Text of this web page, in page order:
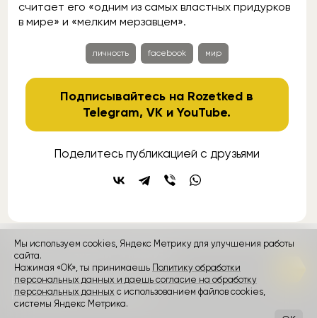
считает его «одним из самых властных придурков
в мире» и «мелким мерзавцем».
личность facebook мир
Подписывайтесь на Rozetked в
Telegram,VK иYouTube.
Поделитесь публикацией с друзьями
контакты
Rozetked © 2026
Пользовательское соглашение
Мы используем cookies, Яндекс Метрику для улучшения работы
сайта.
Нажимая «ОК», ты принимаешь Политику обработки
персональных данных и даешь согласие на обработку
персональных данных с использованием файлов cookies,
системы Яндекс Метрика.